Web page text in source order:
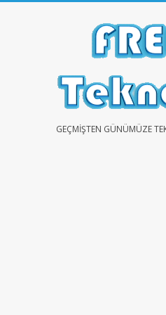
FREEGEÇMIŞTEN GÜNÜMÜZE